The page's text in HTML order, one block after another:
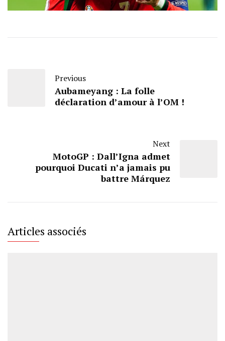
Previous
Aubameyang : La folle
déclaration d’amour à l’OM !
Next
MotoGP : Dall’Igna admet
pourquoi Ducati n’a jamais pu
battre Márquez
Articles associés